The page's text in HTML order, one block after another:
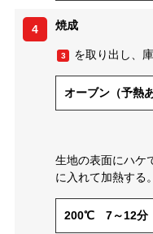
4 焼成
3 を取り出し、
オーブン（予熱
生地の表面にハケ
に入れて加熱する。
200℃ 7～12分